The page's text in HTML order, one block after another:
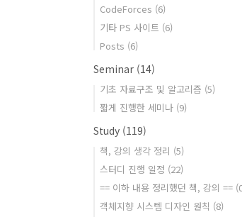
CodeForces (6)
기타 PS 사이트 (6)
Posts (6)
Seminar (14)
기초 자료구조 및 알고리즘 (5)
짧게 진행한 세미나 (9)
Study (119)
책, 강의 생각 정리 (5)
스터디 진행 일정 (22)
== 이하 내용 정리했던 책, 강의 ==
객체지향 시스템 디자인 원칙 (8)